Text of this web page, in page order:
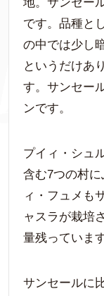
です。品種と
の中では少し
というだけあ
す。サンセー
ンです。
プイィ・シュ
含む7つの村
ィ・フュメも
ャスラが栽培
量残っていま
サンセールに